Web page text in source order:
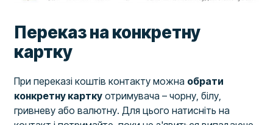
Переказ на конкретну
картку
При переказі коштів контакту можна обрати
конкретну картку отримувача – чорну, білу,
гривневу або валютну. Для цього натисніть на